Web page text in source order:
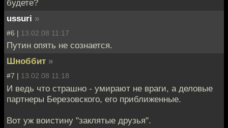
будете?
ussuri »
#6 | 13.02.08 11:17
Путин опять не сознается.
Шноббит »
#7 | 13.02.08 11:18
И ведь что страшно - умирают не враги, а деловые
партнеры Березовского, его приближенные.
Вот уж воистину "заклятые друзья".